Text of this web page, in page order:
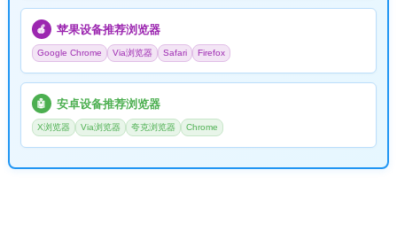
🍎 苹果设备推荐浏览器
Google Chrome Via浏览器 Safari Firefox
🤖 安卓设备推荐浏览器
X浏览器 Via浏览器 夸克浏览器 Chrome